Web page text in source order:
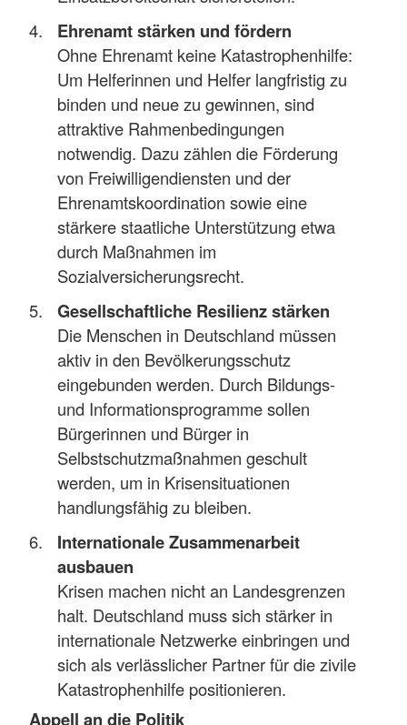
Ehrenamt stärken und fördern
Ohne Ehrenamt keine Katastrophenhilfe:
Um Helferinnen und Helfer langfristig zu
binden und neue zu gewinnen, sind
attraktive Rahmenbedingungen
notwendig. Dazu zählen die Förderung
von Freiwilligendiensten und der
Ehrenamtskoordination sowie eine
stärkere staatliche Unterstützung etwa
durch Maßnahmen im
Sozialversicherungsrecht.
Gesellschaftliche Resilienz stärken
Die Menschen in Deutschland müssen
aktiv in den Bevölkerungsschutz
eingebunden werden. Durch Bildungs-
und Informationsprogramme sollen
Bürgerinnen und Bürger in
Selbstschutzmaßnahmen geschult
werden, um in Krisensituationen
handlungsfähig zu bleiben.
Internationale Zusammenarbeit
ausbauen
Krisen machen nicht an Landesgrenzen
halt. Deutschland muss sich stärker in
internationale Netzwerke einbringen und
sich als verlässlicher Partner für die zivile
Katastrophenhilfe positionieren.
Appell an die Politik